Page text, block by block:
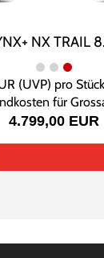
NX TRAIL
(UVP) pro
für
4.799,00 EUR